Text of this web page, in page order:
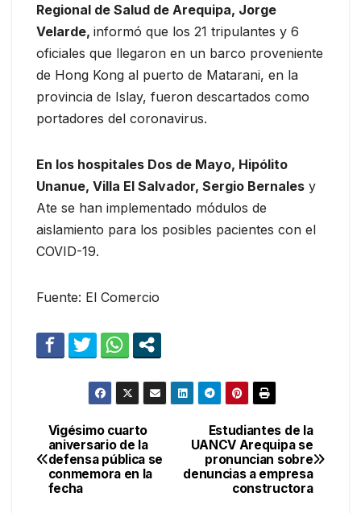
Regional de Salud de Arequipa, Jorge
Velarde, informó que los 21 tripulantes y 6
oficiales que llegaron en un barco proveniente
de Hong Kong al puerto de Matarani, en la
provincia de Islay, fueron descartados como
portadores del coronavirus.
En los hospitales Dos de Mayo, Hipólito
Unanue, Villa El Salvador, Sergio Bernales y
Ate se han implementado módulos de
aislamiento para los posibles pacientes con el
COVID-19.
Fuente: El Comercio
Navegación
de
Estudiantes de la
UANCV Arequipa se
pronuncian sobre
denuncias a empresa
constructora
Vigésimo cuarto
aniversario de la
defensa pública se
conmemora en la
fecha